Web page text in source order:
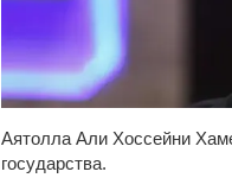
Аятолла Али Хоссейни
государства.